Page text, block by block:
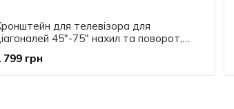
для телевізора для
45"-75" нахил та поворот,
799 грн